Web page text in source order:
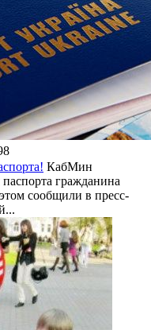
КабМин
гражданина
сообщили в пресс-